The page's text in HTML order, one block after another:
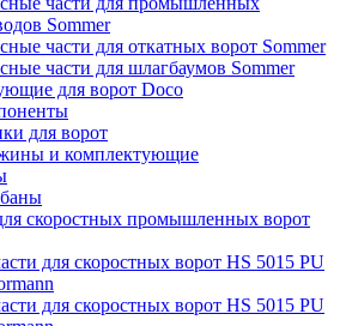
Sommer
части для откатных ворот Sommer
части для шлагбаумов Sommer
для ворот Doco
для ворот
и комплектующие
скоростных промышленных ворот
для скоростных ворот HS 5015 PU
для скоростных ворот HS 5015 PU